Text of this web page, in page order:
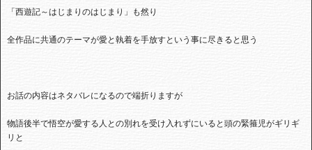
「西遊記～はじまりのはじまり」も然り
全作品に共通のテーマが愛と執着を手放すという事に尽きると思う
お話の内容はネタバレになるので端折りますが
物語後半で悟空が愛する人との別れを受け入れずにいると頭の緊箍児がギリギ
リと